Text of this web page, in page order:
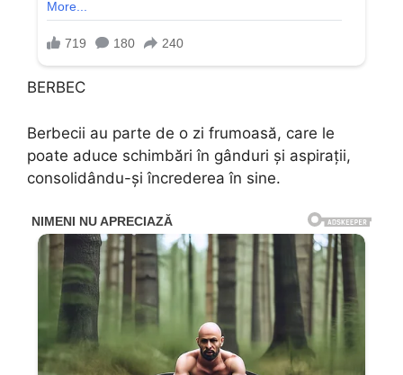
BERBEC
Berbecii au parte de o zi frumoasă, care le
poate aduce schimbări în gânduri și aspirații,
consolidându-și încrederea în sine.